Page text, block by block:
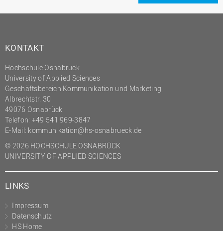
KONTAKT
Hochschule Osnabrück
University of Applied Sciences
Geschäftsbereich Kommunikation und Marketing
Albrechtstr. 30
49076 Osnabrück
Telefon: +49 541 969-3847
E-Mail: kommunikation@hs-osnabrueck.de
© 2026 HOCHSCHULE OSNABRÜCK
UNIVERSITY OF APPLIED SCIENCES
LINKS
Impressum
Datenschutz
HS Home